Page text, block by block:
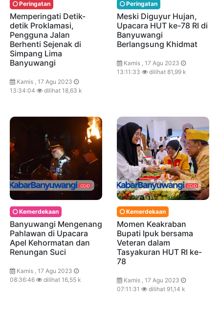
Peringatan
Memperingati Detik-
detik Proklamasi,
Pengguna Jalan
Berhenti Sejenak di
Simpang Lima
Banyuwangi
Kamis , 17 Agu 2023
13:34:04
dilihat 18,63 k
Peringatan
Meski Diguyur Hujan,
Upacara HUT ke-78 RI di
Banyuwangi
Berlangsung Khidmat
Kamis , 17 Agu 2023
13:11:33
dilihat 81,99 k
Kemerdekaan
Banyuwangi Mengenang
Pahlawan di Upacara
Apel Kehormatan dan
Renungan Suci
Kamis , 17 Agu 2023
08:36:46
dilihat 16,55 k
Kemerdekaan
Momen Keakraban
Bupati Ipuk bersama
Veteran dalam
Tasyakuran HUT RI ke-
78
Kamis , 17 Agu 2023
07:11:31
dilihat 91,14 k